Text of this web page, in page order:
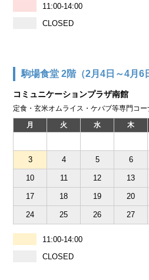
11:00-14:00
CLOSED
駒場食堂 2階（2月4日～4月6
コミュニケーションプラザ南館
定食・玄米オムライス・ケバブ等専門コ
月 火 水 木
3 4 5 6
10 11 12 13
17 18 19 20
24 25 26 27
11:00-14:00
CLOSED